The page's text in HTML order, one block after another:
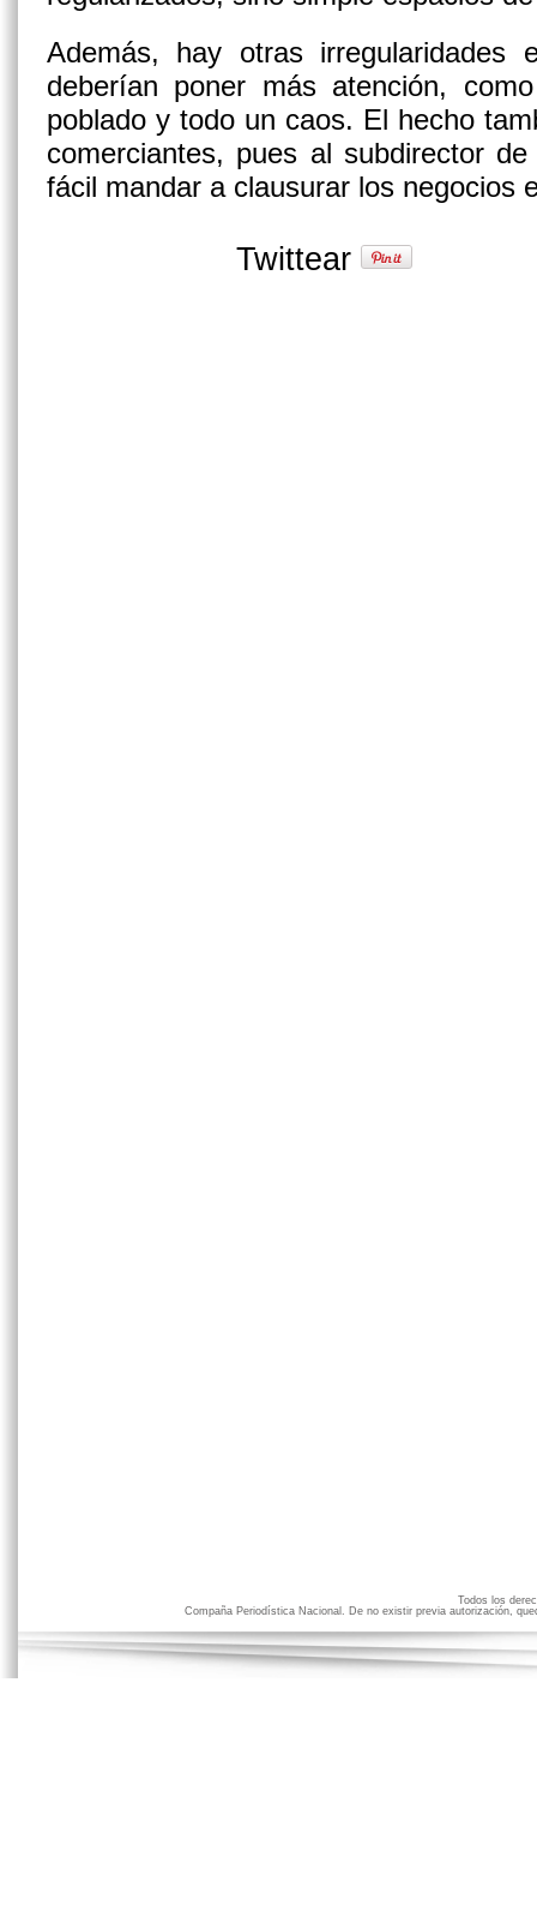
Además, hay otras
deberían poner más atención,
poblado y todo un caos. El hecho
comerciantes, pues al subdirector
fácil mandar a clausurar los negocios
Twittear
Todos los
Compaña Periodística Nacional. De no existir previa autorización,